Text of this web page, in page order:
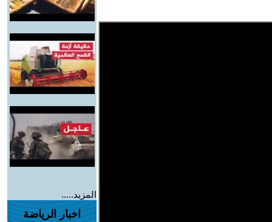
المزيد.....
اخبار الرياضة